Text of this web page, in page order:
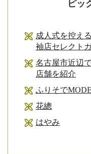
ピッ
成人式を控え
袖店セレクト
名古屋市近辺
店舗を紹介
ふりそでMODE
花總
はやみ